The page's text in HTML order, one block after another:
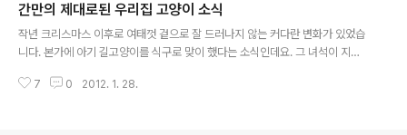
힘든시기를 이겨내고.. 저의 감동은 유주얼서스펙트나 포
레스트검프 같아요. 아래는 와이프가 고다에 올린 사연들
입니다... [고양이 한다스] 진숙 시누이 가출 사건 보고서
한다스] 진숙 시누이 병원 다녀왔어요~ 시아버님이 장애묘
간만의 제대로된 우리집 고양이 소식
작년 크리스마스 이후로 여태껏 겉으로 잘 드러나지 않는 커다란 변화가 있었습
니다. 본가에 아기 길고양이를 식구로 맞이 했다는 소식인데요. 그 녀석이 지금
보자마자 병원으로 달려갔지요... 시간의 연숙이므로 가장 밑에서부터 보시면
7 0 2012. 1. 28.